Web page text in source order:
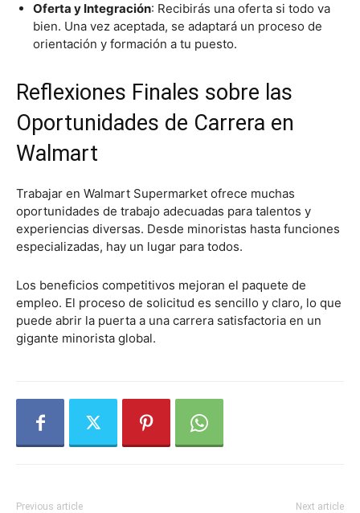
Oferta y Integración: Recibirás una oferta si todo va
bien. Una vez aceptada, se adaptará un proceso de
orientación y formación a tu puesto.
Reflexiones Finales sobre las
Oportunidades de Carrera en
Walmart
Trabajar en Walmart Supermarket ofrece muchas
oportunidades de trabajo adecuadas para talentos y
experiencias diversas. Desde minoristas hasta funciones
especializadas, hay un lugar para todos.
Los beneficios competitivos mejoran el paquete de
empleo. El proceso de solicitud es sencillo y claro, lo que
puede abrir la puerta a una carrera satisfactoria en un
gigante minorista global.
Previous article Next article